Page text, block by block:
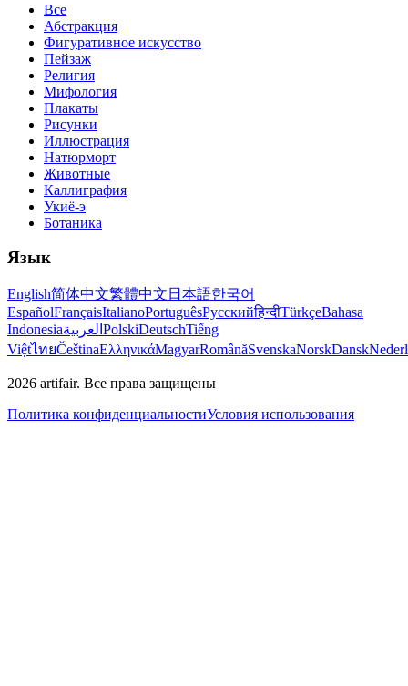
Все
Абстракция
Фигуративное искусство
Пейзаж
Религия
Мифология
Плакаты
Рисунки
Иллюстрация
Натюрморт
Животные
Каллиграфия
Укиё-э
Ботаника
Язык
English简体中文繁體中文 日本語한국어
EspañolFrançaisItalianoPortuguêsРусскийहिन्दीTürkçeBahasa
Indonesiaالعربية PolskiDeutschTiếng
ViệtไทยČeštinaΕλληνικάMagyarRomânăSvenskaNorskDansk
2026 artifair. Все права защищены
Политика конфиденциальностиУсловия использования